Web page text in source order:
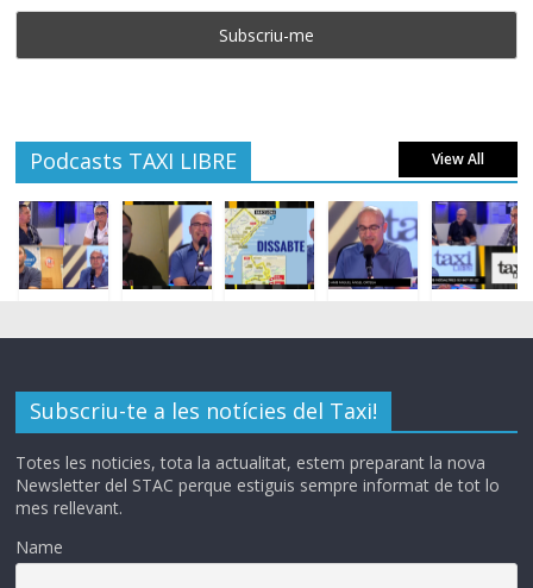
Podcasts TAXI LIBRE View All
Subscriu-te a les notícies del Taxi!
Totes les noticies, tota la actualitat, estem preparant la nova
Newsletter del STAC perque estiguis sempre informat de tot lo
mes rellevant.
Name